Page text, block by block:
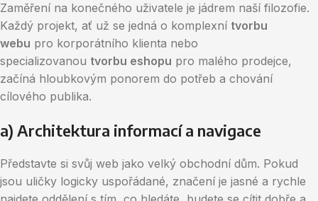
Zaměření na konečného uživatele je jádrem naší filozofie.
Každý projekt, ať už se jedná o komplexní tvorbu
webu pro korporátního klienta nebo
specializovanou tvorbu eshopu pro malého prodejce,
začíná hloubkovým ponorem do potřeb a chování
cílového publika.
a) Architektura informací a navigace
Představte si svůj web jako velký obchodní dům. Pokud
jsou uličky logicky uspořádané, značení je jasné a rychle